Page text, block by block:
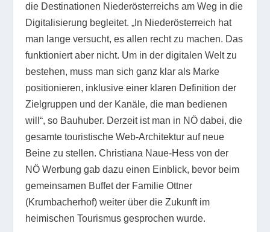
die Destinationen Niederösterreichs am Weg in die
Digitalisierung begleitet. „In Niederösterreich hat
man lange versucht, es allen recht zu machen. Das
funktioniert aber nicht. Um in der digitalen Welt zu
bestehen, muss man sich ganz klar als Marke
positionieren, inklusive einer klaren Definition der
Zielgruppen und der Kanäle, die man bedienen
will“, so Bauhuber. Derzeit ist man in NÖ dabei, die
gesamte touristische Web-Architektur auf neue
Beine zu stellen. Christiana Naue-Hess von der
NÖ Werbung gab dazu einen Einblick, bevor beim
gemeinsamen Buffet der Familie Ottner
(Krumbacherhof) weiter über die Zukunft im
heimischen Tourismus gesprochen wurde.